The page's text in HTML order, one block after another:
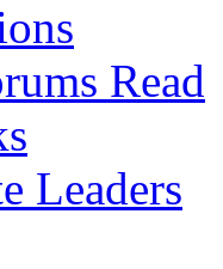
Read
Leaders